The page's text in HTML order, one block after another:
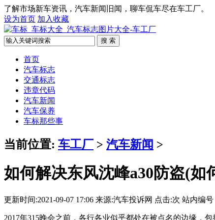
了解市场新车资讯，汽车新闻旧闻，聊车侃车尽在车工厂。
设为首页 加入收藏
搜 索
首页
汽车标志
交通标志
违章代码
汽车新闻
汽车保养
车标那些事
当前位置: 车工厂 > 汽车新闻 >
如何解决东风沈峰a30防盗(如
更新时间:2021-09-07 17:06 来源:汽车投诉网 点击:次 站内编号
2017年315晚会之前，各行各业似乎都处在被点名的边缘，